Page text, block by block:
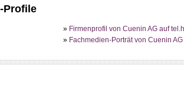
Profile
» Firmenprofil von Cuenin AG auf
» Fachmedien-Porträt von Cuenin